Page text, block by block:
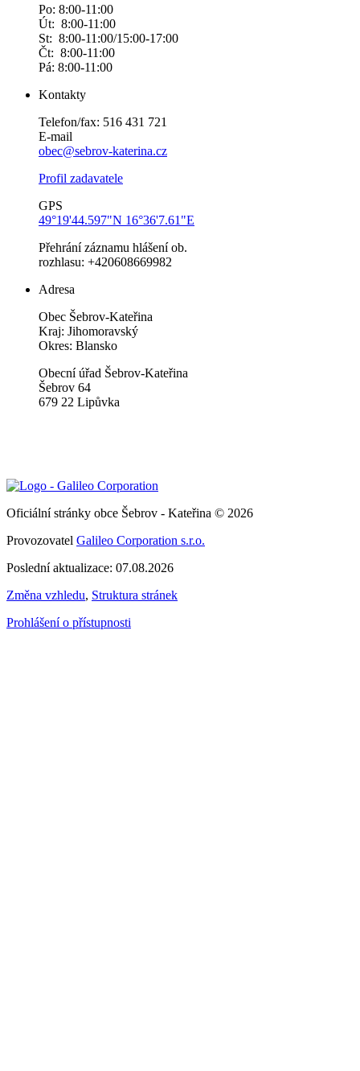
Po: 8:00-11:00
Út: 8:00-11:00
St: 8:00-11:00/15:00-17:00
Čt: 8:00-11:00
Pá: 8:00-11:00
Kontakty
Telefon/fax: 516 431 721
E-mail
obec@sebrov-katerina.cz
Profil zadavatele
GPS
49°19'44.597"N 16°36'7.61"E
Přehrání záznamu hlášení ob.
rozhlasu: +420608669982
Adresa
Obec Šebrov-Kateřina
Kraj: Jihomoravský
Okres: Blansko
Obecní úřad Šebrov-Kateřina
Šebrov 64
679 22 Lipůvka
Oficiální stránky obce Šebrov - Kateřina © 2026
Provozovatel Galileo Corporation s.r.o.
Poslední aktualizace: 07.08.2026
Změna vzhledu, Struktura stránek
Prohlášení o přístupnosti